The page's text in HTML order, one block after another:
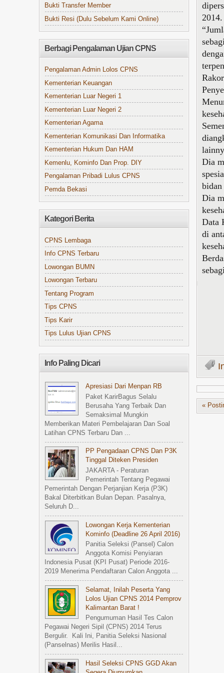
2014.
Dia
Dia
Data
di
«
Bukti Transfer Member
Bukti Resi (Dulu Sebelum Kami Online)
Berbagi Pengalaman Ujian CPNS
Pengalaman Admin Lolos CPNS
Kementerian Keuangan
Kementerian Luar Negeri 1
Kementerian Luar Negeri 2
Kementerian Agama
Kementerian Komunikasi Dan Informatika
Kementerian Hukum Dan HAM
Kemenlu, Kominfo Dan Prop. DIY
Pengalaman Pribadi Lulus CPNS
Pemda Bekasi
Kategori Berita
CPNS Lembaga
Info CPNS Terbaru
Lowongan BUMN
Lowongan Terbaru
Tentang Program
Tips CPNS
Tips Karir
Tips Lulus Ujian CPNS
Info Paling Dicari
Apresiasi Dari Menpan RB
Paket KarirBagus Selalu
Berusaha Yang Terbaik Dan
Semaksimal Mungkin
Memberikan Materi Pembelajaran Dan Soal
Latihan CPNS Terbaru Dan ...
PP Pengadaan CPNS Dan P3K
Tinggal Diteken Presiden
JAKARTA - Peraturan
Pemerintah Tentang Pegawai
Pemerintah Dengan Perjanjian Kerja (P3K)
Bakal Diterbitkan Bulan Depan. Pasalnya,
Seluruh D...
Lowongan Kerja Kementerian
Kominfo (Deadline 26 April 2016)
Panitia Seleksi (Pansel) Calon
Anggota Komisi Penyiaran
Indonesia Pusat (KPI Pusat) Periode 2016-
2019 Menerima Pendaftaran Calon Anggota ...
Selamat, Inilah Peserta Yang
Lolos Ujian CPNS 2014 Pemprov
Kalimantan Barat !
Pengumuman Hasil Tes Calon
Pegawai Negeri Sipil (CPNS) 2014 Terus
Bergulir. Kali Ini, Panitia Seleksi Nasional
(Panselnas) Merilis Hasil...
Hasil Seleksi CPNS GGD Akan